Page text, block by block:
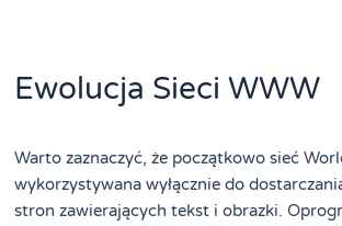
Ewolucja Sieci WWW
Warto zaznaczyć, że początkowo sieć
wykorzystywana wyłącznie do
stron zawierających tekst i obrazki.